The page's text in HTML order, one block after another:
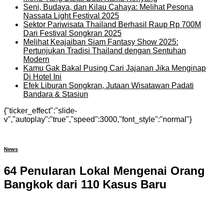
Seni, Budaya, dan Kilau Cahaya: Melihat Pesona
Nassata Light Festival 2025
Sektor Pariwisata Thailand Berhasil Raup Rp 700M
Dari Festival Songkran 2025
Melihat Keajaiban Siam Fantasy Show 2025:
Pertunjukan Tradisi Thailand dengan Sentuhan
Modern
Kamu Gak Bakal Pusing Cari Jajanan Jika Menginap
Di Hotel Ini
Efek Liburan Songkran, Jutaan Wisatawan Padati
Bandara & Stasiun
{"ticker_effect":"slide-
v","autoplay":"true","speed":3000,"font_style":"normal"}
News
64 Penularan Lokal Mengenai Orang
Bangkok dari 110 Kasus Baru